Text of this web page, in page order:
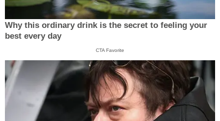
Why this ordinary drink is the secret to feeling your
best every day
CTA Favorite